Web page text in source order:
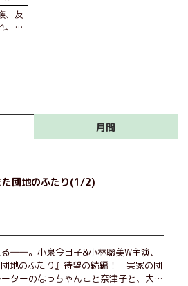
、友
、普
る
月間
た団地のふたり(1/2)
――。小泉今日子&小林聡美W主演、
地のふたり』待望の続編！ 実家の団
ターのなっちゃんこと奈津子と、大学